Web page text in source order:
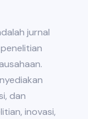
jurnal
dan
inovasi,